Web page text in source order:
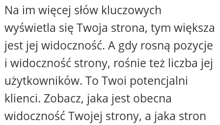
Na im więcej słów kluczowych
wyświetla się Twoja strona, tym większa
jest jej widoczność. A gdy rosną pozycje
i widoczność strony, rośnie też liczba jej
użytkowników. To Twoi potencjalni
klienci. Zobacz, jaka jest obecna
widoczność Twojej strony, a jaka stron